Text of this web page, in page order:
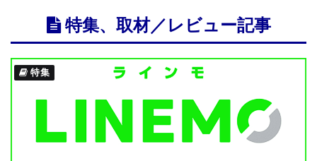
特集、取材／レビュー記事
特集